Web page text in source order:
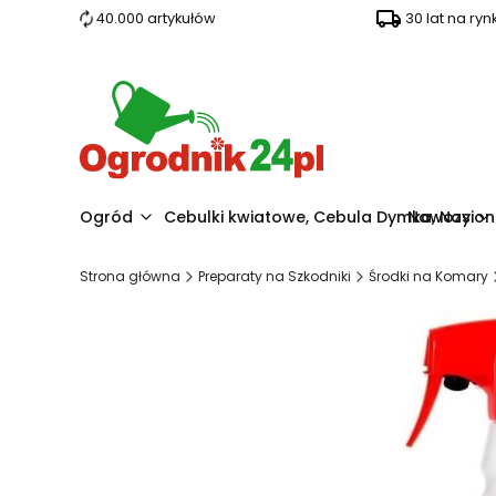
40.000 artykułów 30 lat na
Ogród Cebulki kwiatowe, Cebula Dymka,Nawozy
Strona główna Preparaty na Szkodniki Środki na Komary